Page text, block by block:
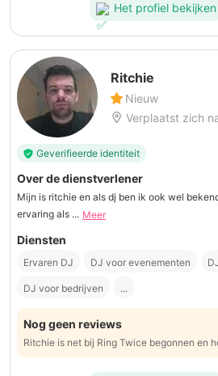
Het profiel bekijken
Ritchie
Nieuw
Verplaatst zich
Geverifieerde identiteit
Over de dienstverlener
Mijn is ritchie en als dj ben ik ook wel
ervaring als ... Meer
Diensten
Ervaren DJ DJ voor evenementen
DJ voor bedrijven ...
Nog geen reviews
Ritchie is net bij Ring Twice begonnen en